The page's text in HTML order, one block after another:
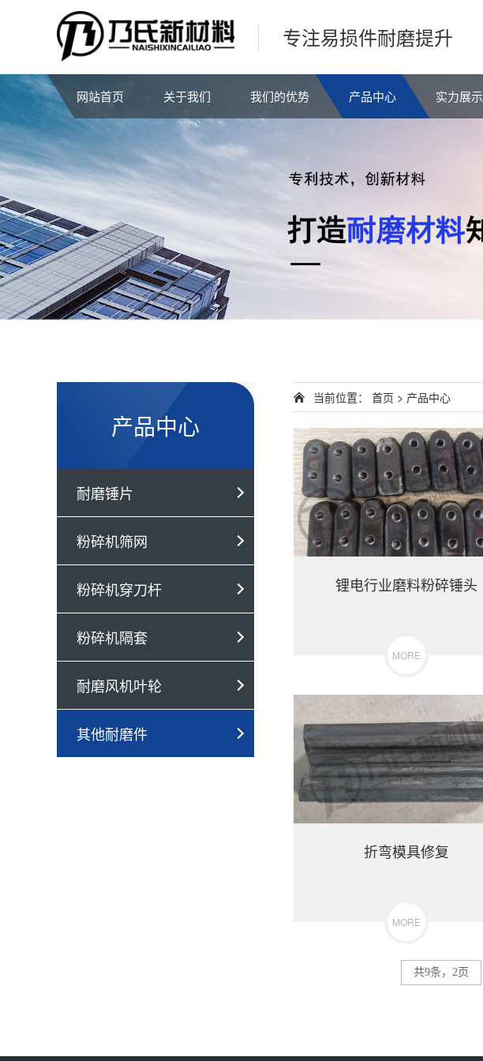
专注易损件耐磨提升
网站首页 关于我们 我们的优势 产品中心 实力展示
产品中心
耐磨锤片
粉碎机筛网
粉碎机穿刀杆
粉碎机隔套
耐磨风机叶轮
其他耐磨件
当前位置： 首页 > 产品中心
锂电行业磨料粉碎锤头
MORE
折弯模具修复
MORE
共9条，2页